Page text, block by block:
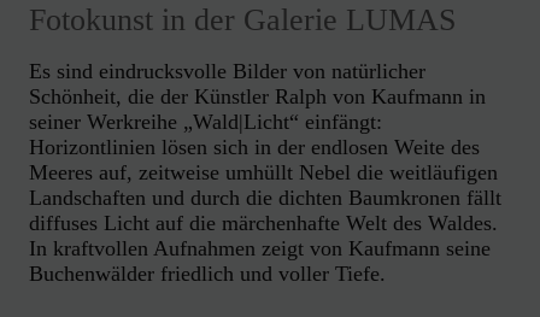
Fotokunst in der Galerie LUMAS
Es sind eindrucksvolle Bilder von natürlicher
Schönheit, die der Künstler Ralph von Kaufmann in
seiner Werkreihe „Wald|Licht“ einfängt:
Horizontlinien lösen sich in der endlosen Weite des
Meeres auf, zeitweise umhüllt Nebel die weitläufigen
Landschaften und durch die dichten Baumkronen fällt
diffuses Licht auf die märchenhafte Welt des Waldes.
In kraftvollen Aufnahmen zeigt von Kaufmann seine
Buchenwälder friedlich und voller Tiefe.